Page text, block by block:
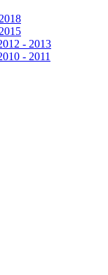
- 2013
- 2011